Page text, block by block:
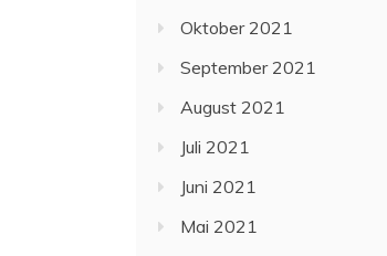
Oktober 2021
September 2021
August 2021
Juli 2021
Juni 2021
Mai 2021